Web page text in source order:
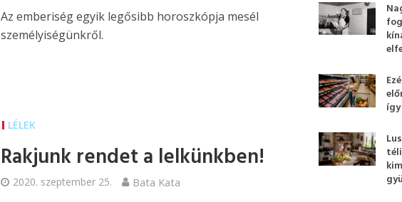
Az emberiség egyik legősibb horoszkópja mesél
személyiségünkről.
LÉLEK
Rakjunk rendet a lelkünkben!
2020. szeptember 25. Bata Kata